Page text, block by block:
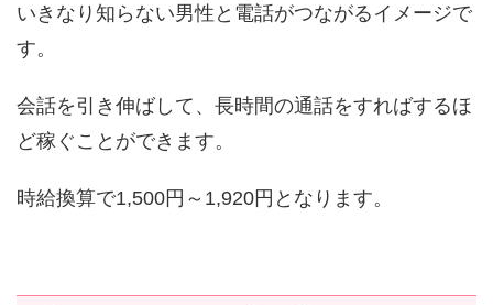
いきなり知らない男性と電話がつながるイメージで
す。
会話を引き伸ばして、長時間の通話をすればするほ
ど稼ぐことができます。
時給換算で1,500円～1,920円となります。